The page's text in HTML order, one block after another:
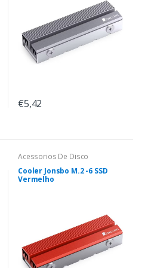
€5,42
Acessorios De Disco
Cooler Jonsbo M.2 -6 SSD
Vermelho